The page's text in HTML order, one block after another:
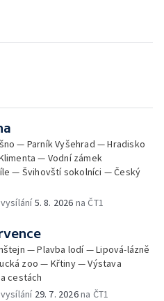
— Parník Vyšehrad — Hradisko
— Vodní zámek
— Švihovští sokolníci — Český
5. 8. 2026 na ČT1
— Plavba lodí — Lipová-lázně
zoo — Křtiny — Výstava
cestách
29. 7. 2026na ČT1